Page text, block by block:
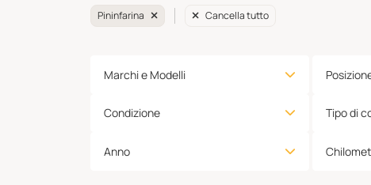
Pininfarina Cancella tutto
Marchi e Modelli
Condizione
Anno
Tipo di